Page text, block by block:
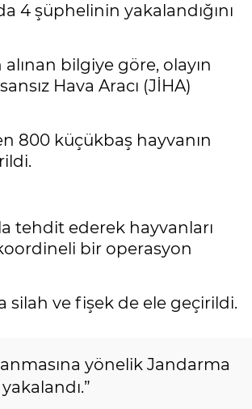
4 şüphelinin yakalandığını
bilgiye göre, olayın
Hava Aracı (JİHA)
800 küçükbaş hayvanın
tehdit ederek hayvanları
bir operasyon
silah ve fişek de ele geçirildi.
yönelik Jandarma